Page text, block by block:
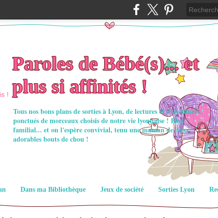
Paroles de Bébé(s)... et
plus si affinités !
Tous nos bons plans de sorties à Lyon, de lectures et d'aventures,
ponctués de morceaux choisis de notre vie lyonnaise ! Blog
familial... et on l'espère convivial, tenu une maman de deux
adorables bouts de chou !
Dans ma Bibliothèque Jeux de société Sorties Lyon